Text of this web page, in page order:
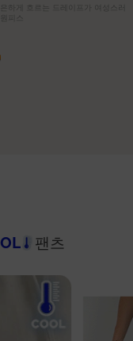
하게 흐르는 드레이프가 여성스러
팬츠